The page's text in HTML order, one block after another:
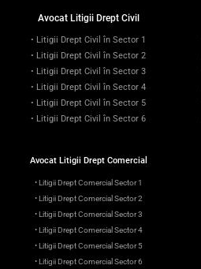
Avocat Litigii Drept Civil
• Litigii Drept Civil în Sector 1
• Litigii Drept Civil în Sector 2
• Litigii Drept Civil în Sector 3
• Litigii Drept Civil în Sector 4
• Litigii Drept Civil în Sector 5
• Litigii Drept Civil în Sector 6
Avocat Litigii Drept Comercial
• Litigii Drept Comercial Sector 1
• Litigii Drept Comercial Sector 2
• Litigii Drept Comercial Sector 3
• Litigii Drept Comercial Sector 4
• Litigii Drept Comercial Sector 5
• Litigii Drept Comercial Sector 6